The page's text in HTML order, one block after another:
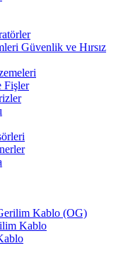
Güvenlik ve Hırsız
Fişler
Kablo (OG)
Kablo